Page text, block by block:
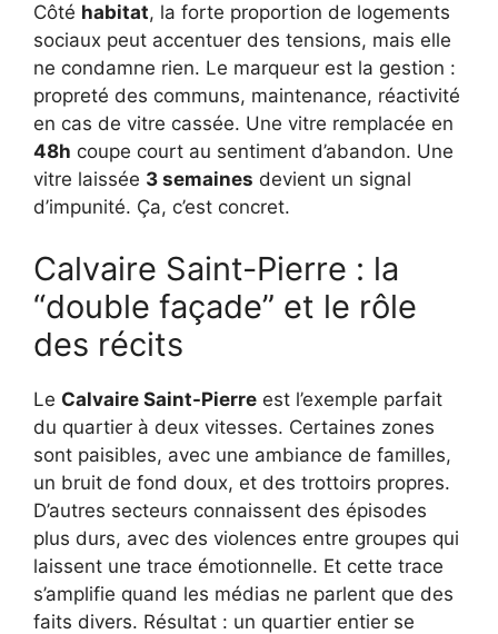
Côté habitat, la forte proportion de logements
sociaux peut accentuer des tensions, mais elle
ne condamne rien. Le marqueur est la gestion :
propreté des communs, maintenance, réactivité
en cas de vitre cassée. Une vitre remplacée en
48h coupe court au sentiment d’abandon. Une
vitre laissée 3 semaines devient un signal
d’impunité. Ça, c’est concret.
Calvaire Saint-Pierre : la
“double façade” et le rôle
des récits
Le Calvaire Saint-Pierre est l’exemple parfait
du quartier à deux vitesses. Certaines zones
sont paisibles, avec une ambiance de familles,
un bruit de fond doux, et des trottoirs propres.
D’autres secteurs connaissent des épisodes
plus durs, avec des violences entre groupes qui
laissent une trace émotionnelle. Et cette trace
s’amplifie quand les médias ne parlent que des
faits divers. Résultat : un quartier entier se